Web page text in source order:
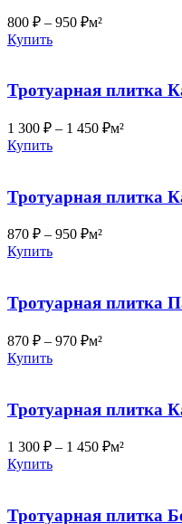
800 ₽ – 950 ₽м²
Купить
Тротуарная плитка
1 300 ₽ – 1 450 ₽м²
Купить
Тротуарная плитка
870 ₽ – 950 ₽м²
Купить
Тротуарная плитка
870 ₽ – 970 ₽м²
Купить
Тротуарная плитка
1 300 ₽ – 1 450 ₽м²
Купить
Тротуарная плитка